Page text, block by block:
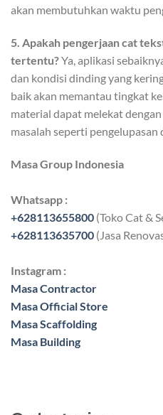
akan membutuhkan waktu
5. Apakah pengerjaan cat
tertentu?Ya, aplikasi
dan kondisi dinding yang
baik akan memantau tingkat
material dapat melekat
masalah seperti pengelupasan
Masa Group Indonesia
Whatsapp :
+628113655800 (Toko Cat &
+628113635700 (Jasa
Instagram :
Masa Contractor
Masa Official Store
Masa Scaffolding
Masa Building